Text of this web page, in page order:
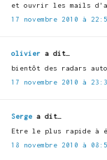
et ouvrir les mails
17 novembre 2010 à
olivier a dit…
bientôt des radars
17 novembre 2010 à
Serge a dit…
Etre le plus rapide à
18 novembre 2010 à